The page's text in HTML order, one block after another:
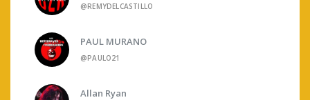
@REMYDELCASTILLO
PAUL MURANO
@PAULO21
Allan Ryan